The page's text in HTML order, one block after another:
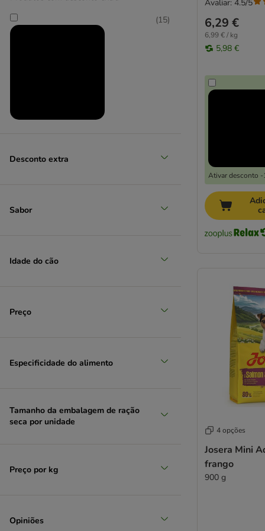
Dingo
Eukanuba
Exclusion Diet
Fitmin
Fokker
GranataPet
Green Petfood
Hermann's
Hill's Science Plan
(15)
Desconto extra
Sabor
Idade do cão
Preço
Especificidade do alimento
Tamanho da embalagem de ração
seca por unidade
Preço por kg
Opiniões
6,29 €
6,99 € / kg
5,98 €
Ativar desconto -
Avaliar: 4.5/5
4 opções
Josera Mini
frango
900 g